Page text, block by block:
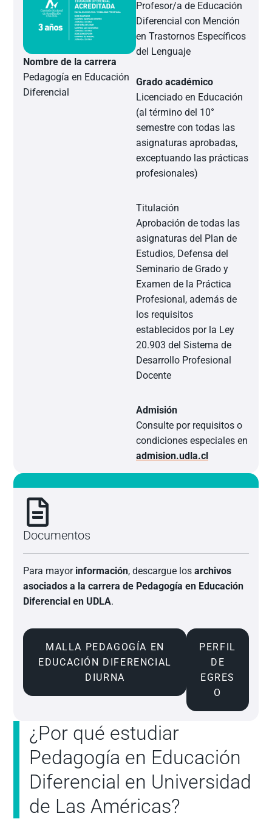
Nombre de la carrera
Pedagogía en Educación
Diferencial
Profesor/a de Educación
Diferencial con Mención
en Trastornos Específicos
del Lenguaje
Grado académico
Licenciado en Educación
(al término del 10°
semestre con todas las
asignaturas aprobadas,
exceptuando las prácticas
profesionales)
Titulación
Aprobación de todas las
asignaturas del Plan de
Estudios, Defensa del
Seminario de Grado y
Examen de la Práctica
Profesional, además de
los requisitos
establecidos por la Ley
20.903 del Sistema de
Desarrollo Profesional
Docente
Admisión
Consulte por requisitos o
condiciones especiales en
admision.udla.cl
Documentos
Para mayor información, descargue losarchivos
asociados a la carrera de Pedagogía en Educación
Diferencial en UDLA.
MALLA PEDAGOGÍA EN
EDUCACIÓN DIFERENCIAL
DIURNA
PERFIL
DE
EGRES
O
¿Por qué estudiar
Pedagogía en Educación
Diferencial en Universidad
de Las Américas?